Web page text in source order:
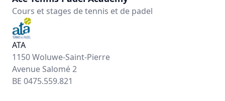
Cours et stages de tennis et de padel
ATA
1150 Woluwe-Saint-Pierre
Avenue Salomé 2
BE 0475.559.821